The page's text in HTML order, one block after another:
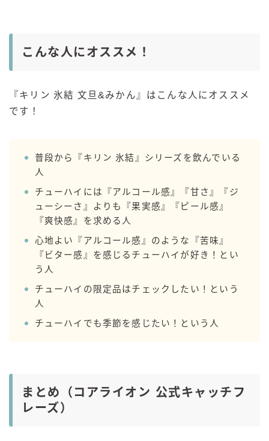
こんな人にオススメ！
『キリン 氷結 文旦&みかん』はこんな人にオススメ
です！
普段から『キリン 氷結』シリーズを飲んでいる
人
チューハイには『アルコール感』『甘さ』『ジ
ューシーさ』よりも『果実感』『ピール感』
『爽快感』を求める人
心地よい『アルコール感』のような『苦味』
『ビター感』を感じるチューハイが好き！とい
う人
チューハイの限定品はチェックしたい！という
人
チューハイでも季節を感じたい！という人
まとめ（コアライオン 公式キャッチフ
レーズ）